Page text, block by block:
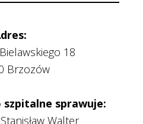
18
Brzozów
sprawuje:
Walter